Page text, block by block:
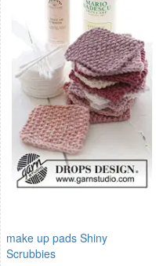
make up pads Shiny
Scrubbies